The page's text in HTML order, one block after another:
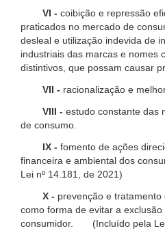
VI - coibição e repressão
praticados no mercado de
desleal e utilização indevida de
industriais das marcas e nomes
distintivos, que possam causar
VII - racionalização e
VIII - estudo constante das
de consumo.
IX - fomento de ações
financeira e ambiental dos
Lei nº 14.181, de 2021)
X - prevenção e
como forma de evitar a exclusão
consumidor. (Incluído pela Lei